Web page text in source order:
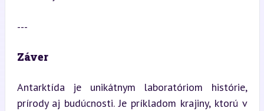
---
Záver
Antarktída je unikátnym laboratóriom histórie,
prírody aj budúcnosti. Je príkladom krajiny, ktorú v